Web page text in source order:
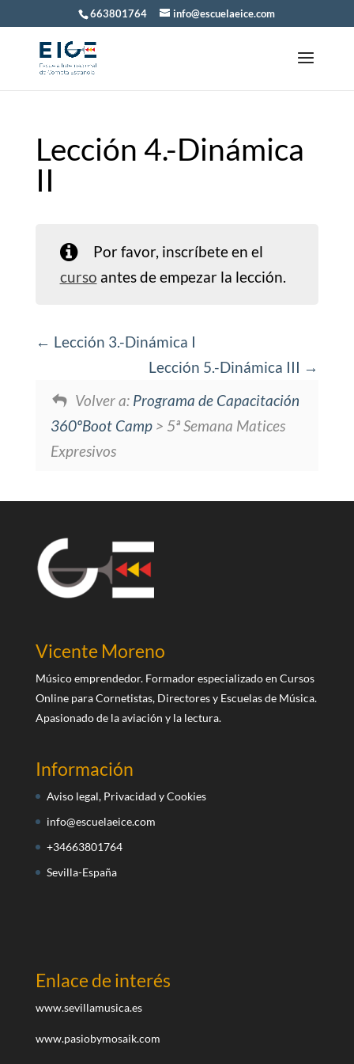
663801764 info@escuelaeice.com
Lección 4.-Dinámica
II
Por favor, inscríbete en el
curso antes de empezar la lección.
Lección 3.-Dinámica I
Lección 5.-Dinámica III
Volver a: Programa de Capacitación
360ºBoot Camp> 5ª Semana Matices
Expresivos
Vicente Moreno
Músico emprendedor. Formador especializado en Cursos
Online para Cornetistas, Directores y Escuelas de Música.
Apasionado de la aviación y la lectura.
Información
Aviso legal, Privacidad y Cookies
info@escuelaeice.com
+34663801764
Sevilla-España
Enlace de interés
www.sevillamusica.es
www.pasiobymosaik.com